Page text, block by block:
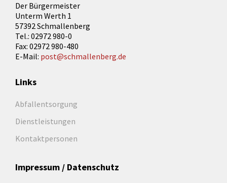
Der Bürgermeister
Unterm Werth 1
57392 Schmallenberg
Tel.: 02972 980-0
Fax: 02972 980-480
E-Mail: post@schmallenberg.de
Links
Abfallentsorgung
Dienstleistungen
Kontaktpersonen
Impressum / Datenschutz